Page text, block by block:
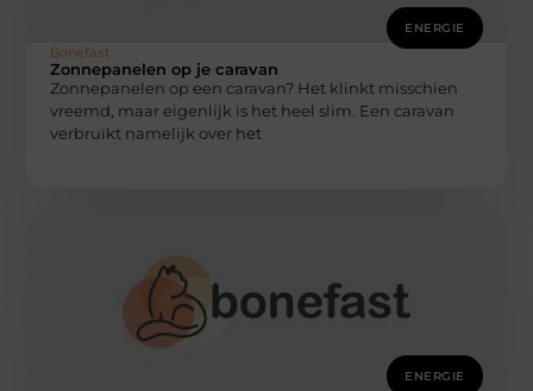
ENERGIE
Bonefast
Zonnepanelen op je caravan
Zonnepanelen op een caravan? Het klinkt misschien
vreemd, maar eigenlijk is het heel slim. Een caravan
verbruikt namelijk over het
ENERGIE